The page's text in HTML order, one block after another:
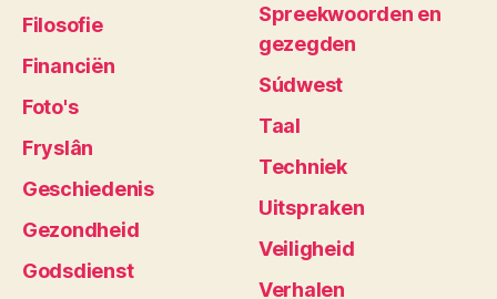
Filosofie
Financiën
Foto's
Fryslân
Geschiedenis
Gezondheid
Godsdienst
Spreekwoorden en
gezegden
Súdwest
Taal
Techniek
Uitspraken
Veiligheid
Verhalen